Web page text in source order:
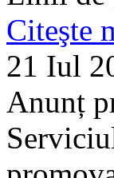
Citeşte
21 Iul
Anunț